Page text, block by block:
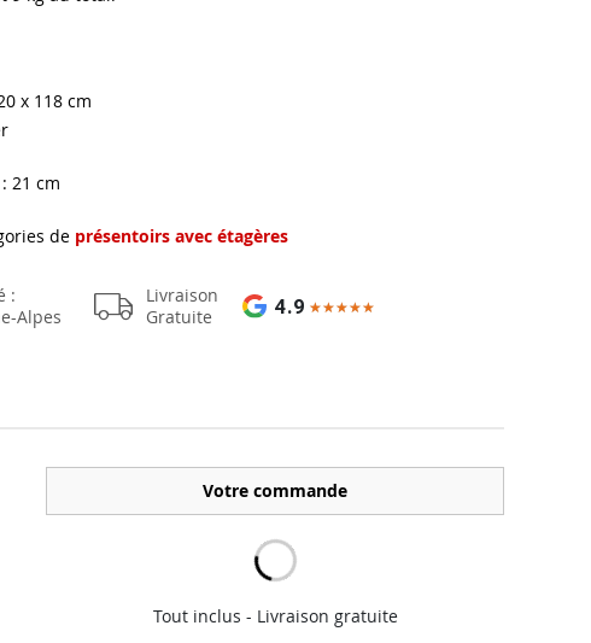
x 118 cm
21 cm
de présentoirs avec étagères
:
Alpes
Livraison
Gratuite
4.9 ★★★★★
★★★★★
Votre commande
Tout inclus - Livraison gratuite